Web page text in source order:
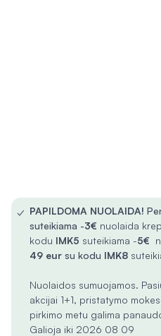
✓ PAPILDOMA NUOLAIDA!
suteikiama -3€ nuolaida
kodu IMK5 suteikiama -5€
49 eur su kodu IMK8
Nuolaidos sumuojamos.
akcijai 1+1, pristatymo
pirkimo metu galima
Galioja iki 2026 08 09